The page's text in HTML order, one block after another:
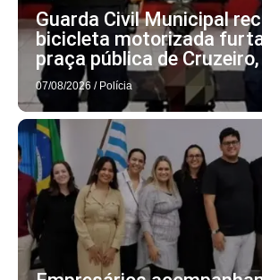
Guarda Civil Municipal
bicicleta motorizada
praça pública de Cruzeiro,
07/08/2026 / Polícia